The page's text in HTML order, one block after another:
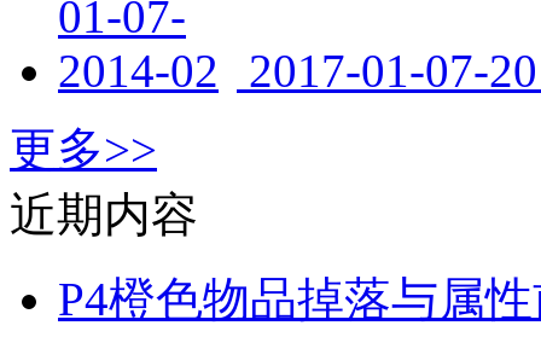
2017-01-07-
更多>>
近期内容
P4橙色物品掉落与属